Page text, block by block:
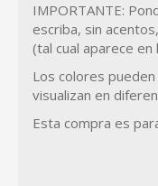
IMPORTANTE:
escriba, sin
(tal cual aparece
Los colores
visualizan en
Esta compra es